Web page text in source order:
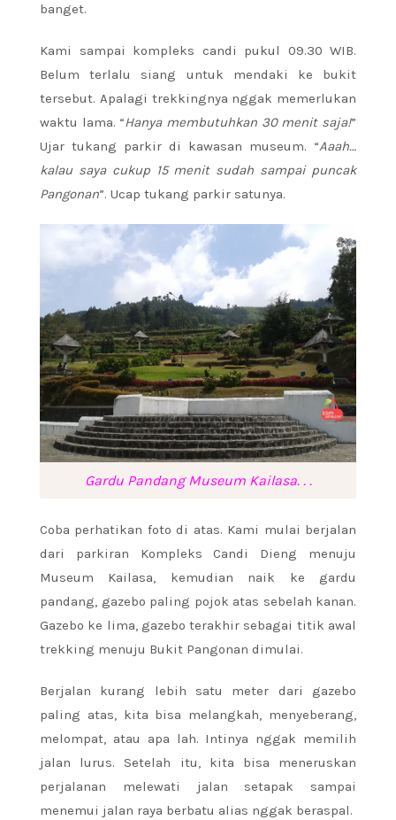
banget.
Kami sampai kompleks candi pukul 09.30 WIB.
Belum terlalu siang untuk mendaki ke bukit
tersebut. Apalagi trekkingnya nggak memerlukan
waktu lama. “Hanya membutuhkan 30 menit saja!”
Ujar tukang parkir di kawasan museum. “Aaah…
kalau saya cukup 15 menit sudah sampai puncak
Pangonan”. Ucap tukang parkir satunya.
Gardu Pandang Museum Kailasa. . .
Coba perhatikan foto di atas. Kami mulai berjalan
dari parkiran Kompleks Candi Dieng menuju
Museum Kailasa, kemudian naik ke gardu
pandang, gazebo paling pojok atas sebelah kanan.
Gazebo ke lima, gazebo terakhir sebagai titik awal
trekking menuju Bukit Pangonan dimulai.
Berjalan kurang lebih satu meter dari gazebo
paling atas, kita bisa melangkah, menyeberang,
melompat, atau apa lah. Intinya nggak memilih
jalan lurus. Setelah itu, kita bisa meneruskan
perjalanan melewati jalan setapak sampai
menemui jalan raya berbatu alias nggak beraspal.